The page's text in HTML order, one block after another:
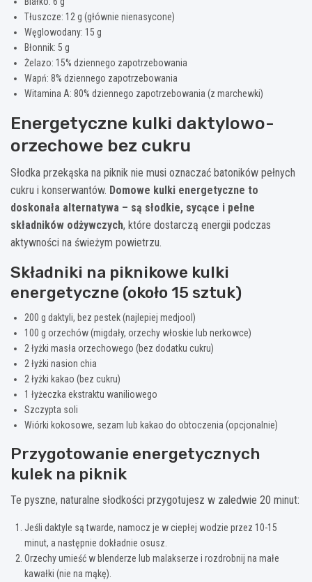
Tłuszcze: 12 g (głównie nienasycone)
Węglowodany: 15 g
Błonnik: 5 g
Żelazo: 15% dziennego zapotrzebowania
Wapń: 8% dziennego zapotrzebowania
Witamina A: 80% dziennego zapotrzebowania (z marchewki)
Energetyczne kulki daktylowo-
orzechowe bez cukru
Słodka przekąska na piknik nie musi oznaczać batoników pełnych
cukru i konserwantów. Domowe kulki energetyczne to
doskonała alternatywa – są słodkie, sycące i pełne
składników odżywczych, które dostarczą energii podczas
aktywności na świeżym powietrzu.
Składniki na piknikowe kulki
energetyczne (około 15 sztuk)
200 g daktyli, bez pestek (najlepiej medjool)
100 g orzechów (migdały, orzechy włoskie lub nerkowce)
2 łyżki masła orzechowego (bez dodatku cukru)
2 łyżki nasion chia
2 łyżki kakao (bez cukru)
1 łyżeczka ekstraktu waniliowego
Szczypta soli
Wiórki kokosowe, sezam lub kakao do obtoczenia (opcjonalnie)
Przygotowanie energetycznych
kulek na piknik
Te pyszne, naturalne słodkości przygotujesz w zaledwie 20 minut:
Jeśli daktyle są twarde, namocz je w ciepłej wodzie przez 10-15
minut, a następnie dokładnie osusz.
Orzechy umieść w blenderze lub malakserze i rozdrobnij na małe
kawałki (nie na mąkę).